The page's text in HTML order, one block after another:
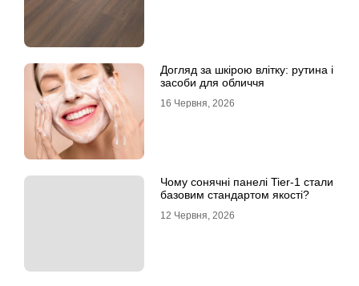
Догляд за шкірою влітку: рутина і
засоби для обличчя
16 Червня, 2026
Чому сонячні панелі Tier-1 стали
базовим стандартом якості?
12 Червня, 2026